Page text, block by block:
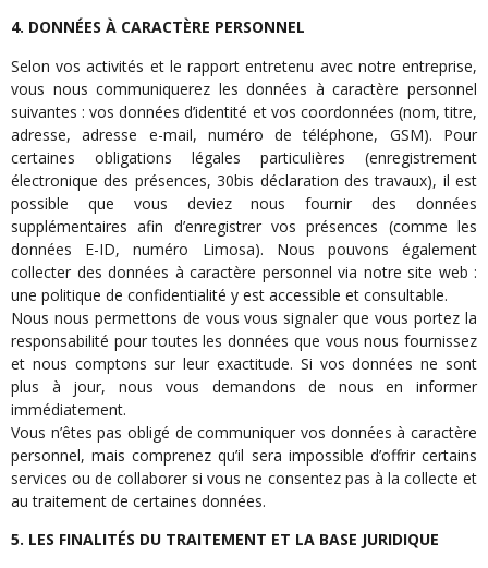
4. DONNÉES À CARACTÈRE PERSONNEL
Selon vos activités et le rapport entretenu avec notre entreprise,
vous nous communiquerez les données à caractère personnel
suivantes : vos données d’identité et vos coordonnées (nom, titre,
adresse, adresse e-mail, numéro de téléphone, GSM). Pour
certaines obligations légales particulières (enregistrement
électronique des présences, 30bis déclaration des travaux), il est
possible que vous deviez nous fournir des données
supplémentaires afin d’enregistrer vos présences (comme les
données E-ID, numéro Limosa). Nous pouvons également
collecter des données à caractère personnel via notre site web :
une politique de confidentialité y est accessible et consultable.
Nous nous permettons de vous vous signaler que vous portez la
responsabilité pour toutes les données que vous nous fournissez
et nous comptons sur leur exactitude. Si vos données ne sont
plus à jour, nous vous demandons de nous en informer
immédiatement.
Vous n’êtes pas obligé de communiquer vos données à caractère
personnel, mais comprenez qu’il sera impossible d’offrir certains
services ou de collaborer si vous ne consentez pas à la collecte et
au traitement de certaines données.
5. LES FINALITÉS DU TRAITEMENT ET LA BASE JURIDIQUE